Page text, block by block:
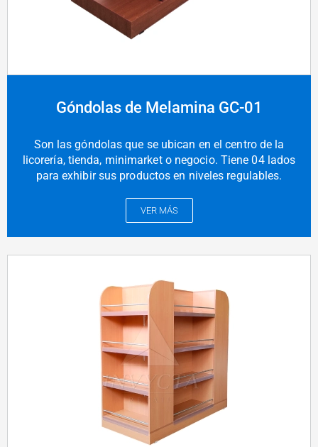
Góndolas de Melamina GC-01
Son las góndolas que se ubican en el centro de la
licorería, tienda, minimarket o negocio. Tiene 04 lados
para exhibir sus productos en niveles regulables.
VER MÁS